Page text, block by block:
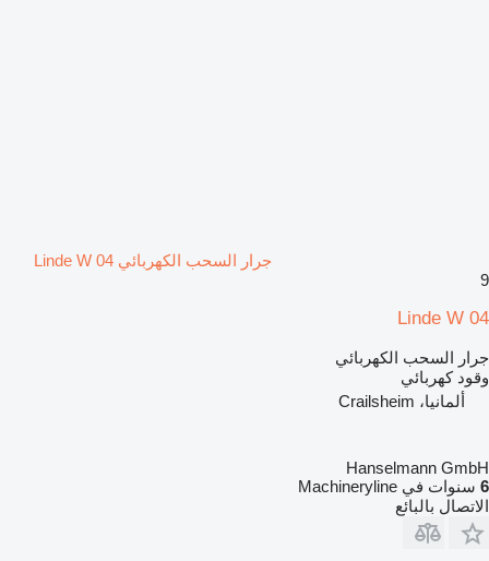
جرار السحب الكهربائي Linde W 04
9
Linde W 04
جرار السحب الكهربائي
وقود كهربائي
ألمانيا، Crailsheim
Hanselmann GmbH
6 سنوات في Machineryline
الاتصال بالبائع